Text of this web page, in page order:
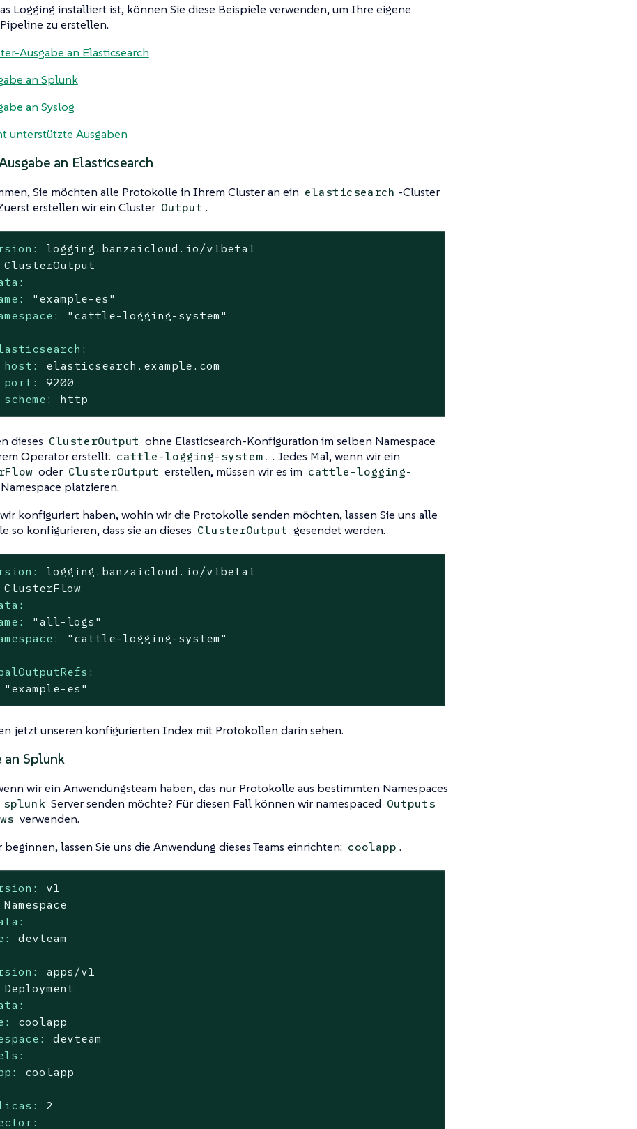
Logging installiert ist, können Sie diese Beispiele verwenden, um Ihre eigene
zu erstellen.
Ausgabe an Elasticsearch
an Splunk
an Syslog
unterstützte Ausgaben
an Elasticsearch
Sie möchten alle Protokolle in Ihrem Cluster an ein elasticsearch -Cluster
erstellen wir ein Cluster Output .
logging.banzaicloud.io/v1beta1
ClusterOutput
"example-es"
"cattle-logging-system"
host:
elasticsearch.example.com
port:
9200
scheme:
http
dieses ClusterOutput ohne Elasticsearch-Konfiguration im selben Namespace
Operator erstellt: cattle-logging-system. . Jedes Mal, wenn wir ein
oder ClusterOutput erstellen, müssen wir es im cattle-logging-
Namespace platzieren.
konfiguriert haben, wohin wir die Protokolle senden möchten, lassen Sie uns alle
so konfigurieren, dass sie an dieses ClusterOutput gesendet werden.
logging.banzaicloud.io/v1beta1
ClusterFlow
"all-logs"
"cattle-logging-system"
"example-es"
jetzt unseren konfigurierten Index mit Protokollen darin sehen.
an Splunk
wir ein Anwendungsteam haben, das nur Protokolle aus bestimmten Namespaces
splunk Server senden möchte? Für diesen Fall können wir namespaced Outputs
verwenden.
beginnen, lassen Sie uns die Anwendung dieses Teams einrichten: coolapp .
v1
Namespace
devteam
apps/v1
Deployment
coolapp
devteam
coolapp
2